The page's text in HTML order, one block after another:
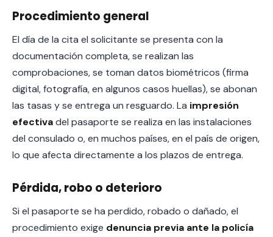
Procedimiento general
El día de la cita el solicitante se presenta con la
documentación completa, se realizan las
comprobaciones, se toman datos biométricos (firma
digital, fotografía, en algunos casos huellas), se abonan
las tasas y se entrega un resguardo. La impresión
efectivadel pasaporte se realiza en las instalaciones
del consulado o, en muchos países, en el país de origen,
lo que afecta directamente a los plazos de entrega.
Pérdida, robo o deterioro
Si el pasaporte se ha perdido, robado o dañado, el
procedimiento exige denuncia previa ante la policía